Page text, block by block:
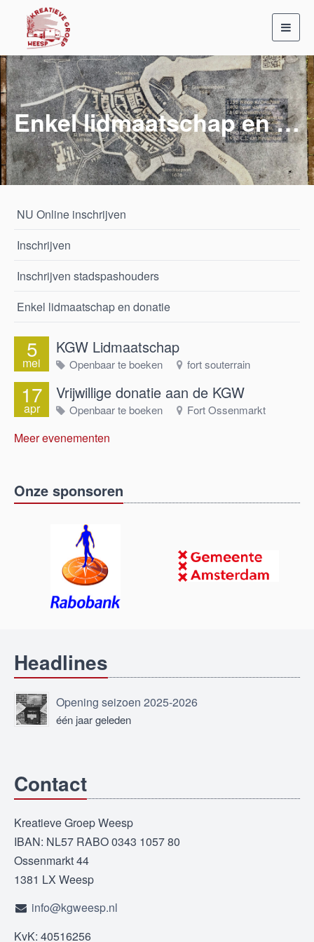
Enkel lidmaatschap en donatie
NU Online inschrijven
Inschrijven
Inschrijven stadspashouders
Enkel lidmaatschap en donatie
5
mei
KGW Lidmaatschap
Openbaar te boeken fort souterrain
17
apr
Vrijwillige donatie aan de KGW
Openbaar te boeken Fort Ossenmarkt
Meer evenementen
Onze sponsoren
Headlines
Opening seizoen 2025-2026
één jaar geleden
Contact
Kreatieve Groep Weesp
IBAN: NL57 RABO 0343 1057 80
Ossenmarkt 44
1381 LX Weesp
info@kgweesp.nl
KvK: 40516256